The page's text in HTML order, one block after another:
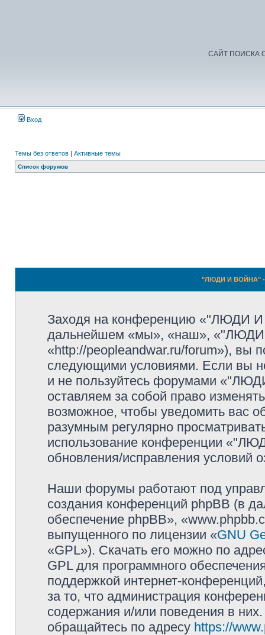
САЙТ ПОИСКА
Вход
Темы без ответов | Активные темы
Список форумов
"ЛЮДИ И ВОЙНА" -
Заходя на конференцию «"ЛЮДИ
дальнейшем «мы», «наш»,
«http://peopleandwar.ru/forum»), вы
следующими условиями. Если вы
и не пользуйтесь форумами
оставляем за собой право
возможное, чтобы уведомить вас
разумным регулярно
использование конференции
обновления/исправления условий
Наши форумы работают под
создания конференций phpBB (в
обеспечение phpBB»,
выпущенного по лицензии «GNU
«GPL»). Скачать его можно по
GPL для программного
поддержкой интернет-
за то, что администрация
содержания и/или поведения в
обращайтесь по адресу https://